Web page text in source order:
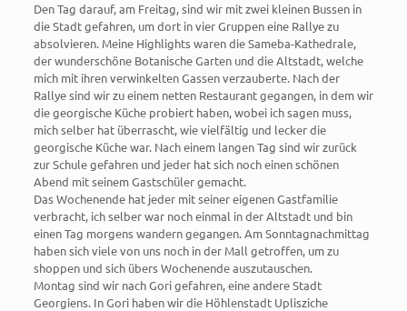
Den Tag darauf, am Freitag, sind wir mit zwei kleinen Bussen in
die Stadt gefahren, um dort in vier Gruppen eine Rallye zu
absolvieren. Meine Highlights waren die Sameba-Kathedrale,
der wunderschöne Botanische Garten und die Altstadt, welche
mich mit ihren verwinkelten Gassen verzauberte. Nach der
Rallye sind wir zu einem netten Restaurant gegangen, in dem wir
die georgische Küche probiert haben, wobei ich sagen muss,
mich selber hat überrascht, wie vielfältig und lecker die
georgische Küche war. Nach einem langen Tag sind wir zurück
zur Schule gefahren und jeder hat sich noch einen schönen
Abend mit seinem Gastschüler gemacht.
Das Wochenende hat jeder mit seiner eigenen Gastfamilie
verbracht, ich selber war noch einmal in der Altstadt und bin
einen Tag morgens wandern gegangen. Am Sonntagnachmittag
haben sich viele von uns noch in der Mall getroffen, um zu
shoppen und sich übers Wochenende auszutauschen.
Montag sind wir nach Gori gefahren, eine andere Stadt
Georgiens. In Gori haben wir die Höhlenstadt Uplisziche